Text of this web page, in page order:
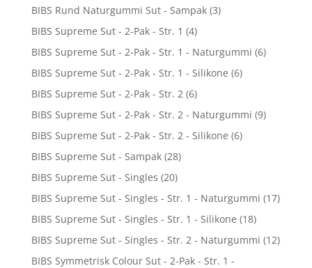
BIBS Rund Naturgummi Sut - Sampak (3)
BIBS Supreme Sut - 2-Pak - Str. 1 (4)
BIBS Supreme Sut - 2-Pak - Str. 1 - Naturgummi (6)
BIBS Supreme Sut - 2-Pak - Str. 1 - Silikone (6)
BIBS Supreme Sut - 2-Pak - Str. 2 (6)
BIBS Supreme Sut - 2-Pak - Str. 2 - Naturgummi (9)
BIBS Supreme Sut - 2-Pak - Str. 2 - Silikone (6)
BIBS Supreme Sut - Sampak (28)
BIBS Supreme Sut - Singles (20)
BIBS Supreme Sut - Singles - Str. 1 - Naturgummi (17)
BIBS Supreme Sut - Singles - Str. 1 - Silikone (18)
BIBS Supreme Sut - Singles - Str. 2 - Naturgummi (12)
BIBS Symmetrisk Colour Sut - 2-Pak - Str. 1 -